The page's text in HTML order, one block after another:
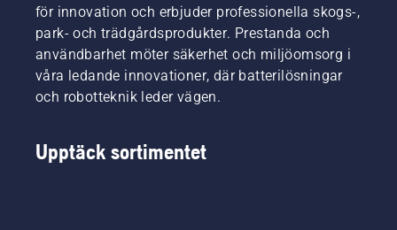
för innovation och erbjuder professionella skogs-,
park- och trädgårdsprodukter. Prestanda och
användbarhet möter säkerhet och miljöomsorg i
våra ledande innovationer, där batterilösningar
och robotteknik leder vägen.
Upptäck sortimentet